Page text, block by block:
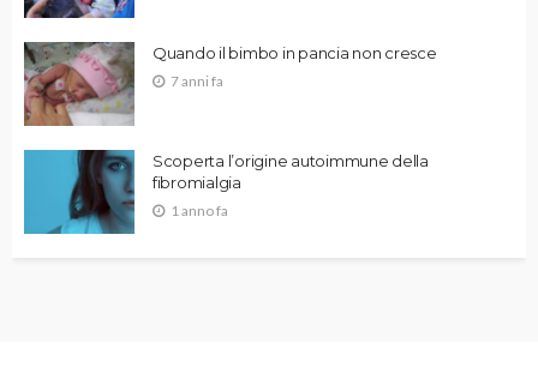
Quando il bimbo in pancia non cresce
7 anni fa
Scoperta l’origine autoimmune della
fibromialgia
1 anno fa